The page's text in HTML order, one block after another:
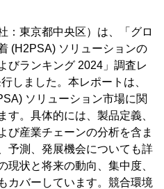
：東京都中央区）は、「グロ
(H2PSA) ソリューションの
びランキング 2024」調査レ
しました。本レポートは、
ソリューション市場に関
す。具体的には、製品定義、
び産業チェーンの分析を含ま
予測、発展機会についても詳
現状と将来の動向、集中度、
カバーしています。競合環境